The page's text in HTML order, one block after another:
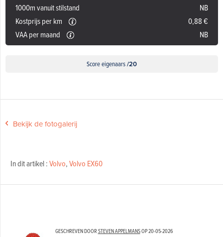
1000m vanuit stilstand
NB
Kostprijs per km
0,88 €
VAA per maand
NB
Score eigenaars/20
Bekijk de fotogalerij
In dit artikel :Volvo,Volvo EX60
GESCHREVEN DOORSTEVEN APPELMANSOP20-05-2026